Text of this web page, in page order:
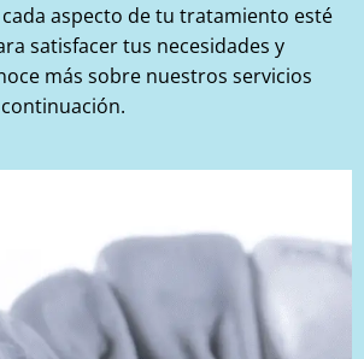
aspecto de tu tratamiento esté
satisfacer tus necesidades y
más sobre nuestros servicios